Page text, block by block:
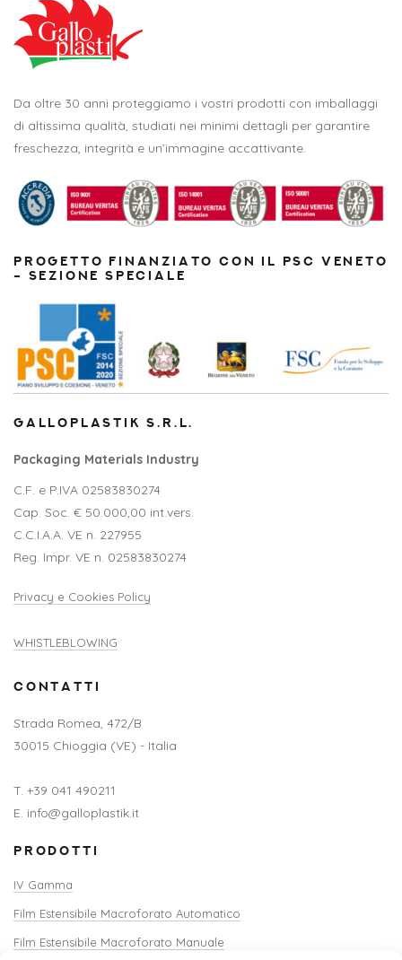
Da oltre 30 anni proteggiamo i vostri prodotti con imballaggi
di altissima qualità, studiati nei minimi dettagli per garantire
freschezza, integrità e un’immagine accattivante.
PROGETTO FINANZIATO CON IL PSC VENETO
– SEZIONE SPECIALE
GALLOPLASTIK S.R.L.
Packaging Materials Industry
C.F. e P.IVA 02583830274
Cap. Soc. € 50.000,00 int.vers.
C.C.I.A.A. VE n. 227955
Reg. Impr. VE n. 02583830274
Privacy e Cookies Policy
WHISTLEBLOWING
CONTATTI
Strada Romea, 472/B
30015 Chioggia (VE) - Italia
T. +39 041 490211
E. info@galloplastik.it
PRODOTTI
IV Gamma
Film Estensibile Macroforato Automatico
Film Estensibile Macroforato Manuale